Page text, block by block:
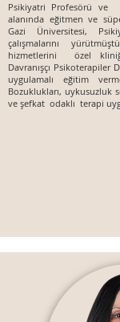
Psikiyatri Profesörü ve
alanında eğitmen ve
Gazi Üniversitesi,
çalışmalarını
hizmetlerini özel
Davranışçı Psikoterapiler
uygulamalı eğitim
Bozuklukları, uykusuzluk
ve şefkat odaklı terapi